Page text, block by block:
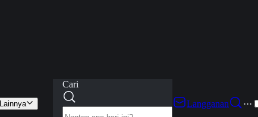
Lainnya
Cari
Langganan
···